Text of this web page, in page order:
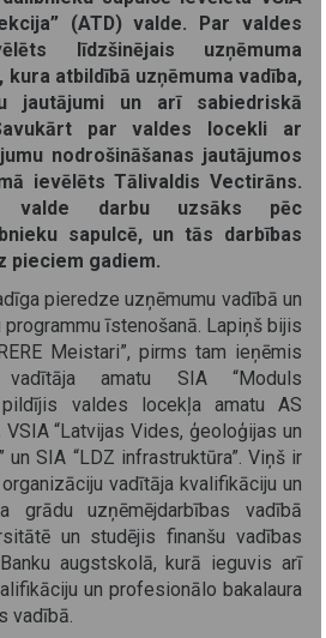
(ATD) valde. Par valdes
līdzšinējais uzņēmuma
kura atbildībā uzņēmuma vadība,
jautājumi un arī sabiedriskā
par valdes locekli ar
nodrošināšanas jautājumos
ievēlēts Tālivaldis Vectirāns.
valde darbu uzsāks pēc
sapulcē, un tās darbības
pieciem gadiem.
pieredze uzņēmumu vadībā un
īstenošanā. Lapiņš bijis
Meistari”, pirms tam ieņēmis
amatu SIA “Moduls
valdes locekļa amatu AS
“Latvijas Vides, ģeoloģijas un
SIA “LDZ infrastruktūra”. Viņš ir
vadītāja kvalifikāciju un
grādu uzņēmējdarbības vadībā
un studējis finanšu vadības
augstskolā, kurā ieguvis arī
un profesionālo bakalaura
vadībā.